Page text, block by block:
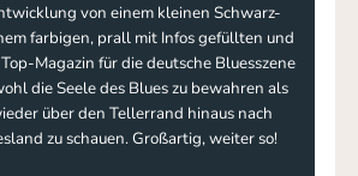
von einem kleinen Schwarz-
farbigen, prall mit Infos gefüllten und
Magazin für die deutsche Bluesszene
die Seele des Blues zu bewahren als
über den Tellerrand hinaus nach
zu schauen. Großartig, weiter so!